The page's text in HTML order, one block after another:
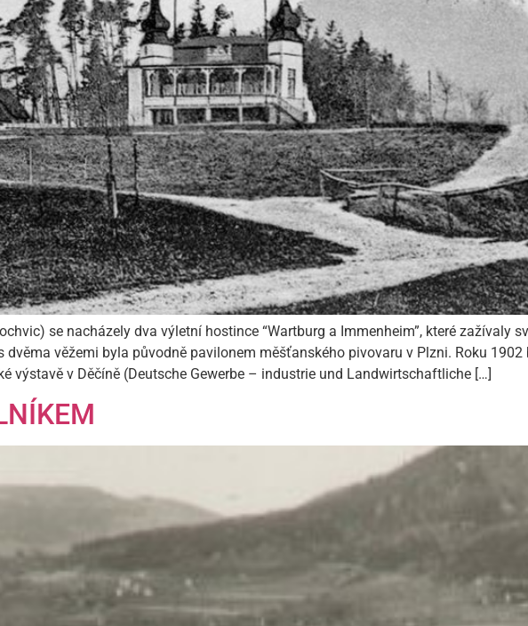
se nacházely dva výletní hostince “Wartburg a Immenheim”, které zažívaly
dvěma věžemi byla původně pavilonem měšťanského pivovaru v Plzni. Roku
výstavě v Děčíně (Deutsche Gewerbe – industrie und Landwirtschaftliche […]